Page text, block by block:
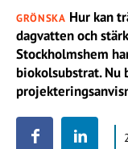
GRÖNSKA Hur kan
dagvatten och
Stockholmshem
biokolsubstrat. Nu